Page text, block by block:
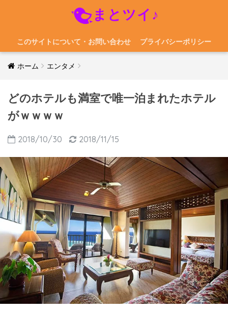
まとツイ♪
このサイトについて・お問い合わせ プライバシーポリシー
ホーム エンタメ
どのホテルも満室で唯一泊まれたホテル
がｗｗｗｗ
2018/10/30 2018/11/15